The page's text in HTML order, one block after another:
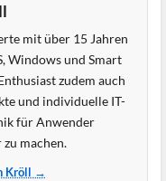
mit über 15 Jahren
Windows und Smart
zudem auch
und individuelle IT-
für Anwender
machen.
Kröll →